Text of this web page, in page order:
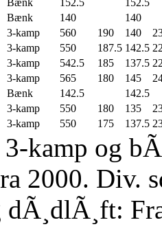
Bænk 152.5
152.5
Bænk 140
140
3-kamp 560 190 140
3-kamp 550 187.5 142.5
3-kamp 542.5 185 137.5
3-kamp 565 180 145
Bænk 142.5
142.5
3-kamp 550 180 135
3-kamp 550 175 137.5
3-kamp og
2000. Div.